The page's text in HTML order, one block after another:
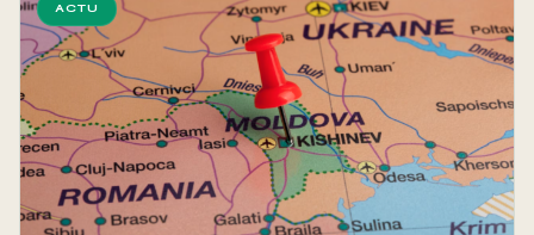
ACTU